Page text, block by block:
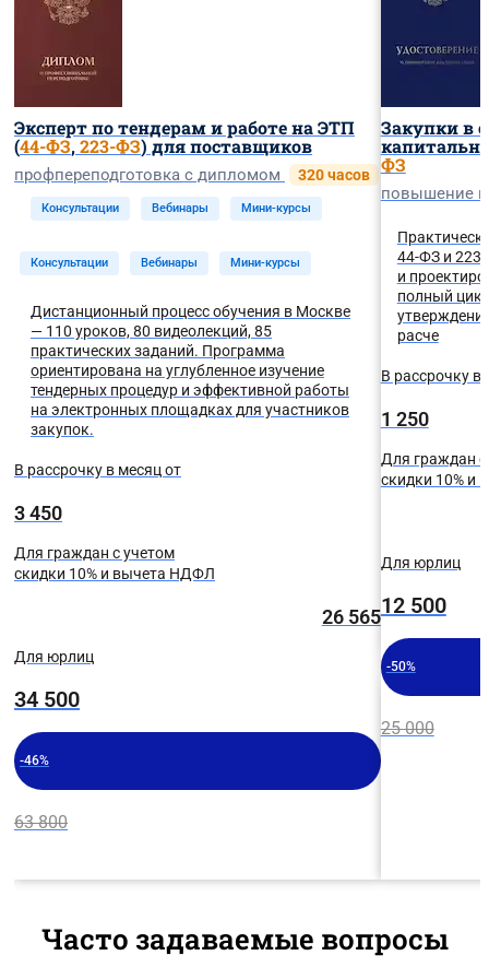
Эксперт по тендерам и работе на ЭТП
(44-ФЗ,223-ФЗ) для поставщиков
профпереподготовка с дипломом 320 часов
Консультации Вебинары Мини-курсы
Консультации Вебинары Мини-курсы
Дистанционный процесс обучения в Москве
— 110 уроков, 80 видеолекций, 85
практических заданий. Программа
ориентирована на углубленное изучение
тендерных процедур и эффективной работы
на электронных площадках для участников
закупок.
В рассрочку в месяц от
3 450
Для граждан с учетом
скидки 10% и вычета НДФЛ
26 565
Для юрлиц
34 500
-46%
63 800
Закупки в
ФЗ
повышение
44-ФЗ и
и
полный
расче
В рассрочку в
1 250
Для граждан
скидки 10% и
Для юрлиц
12 500
-50%
25 000
Часто задаваемые вопросы